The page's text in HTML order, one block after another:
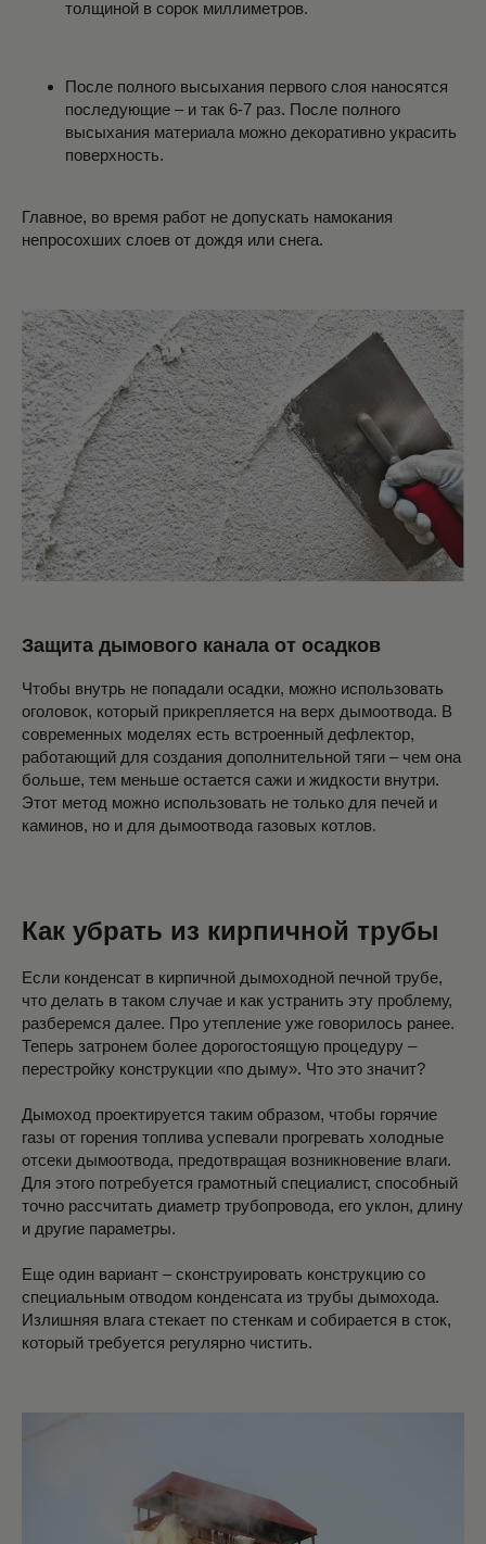
толщиной в сорок миллиметров.
После полного высыхания первого слоя наносятся
последующие – и так 6-7 раз. После полного
высыхания материала можно декоративно украсить
поверхность.
Главное, во время работ не допускать намокания
непросохших слоев от дождя или снега.
Защита дымового канала от осадков
Чтобы внутрь не попадали осадки, можно использовать
оголовок, который прикрепляется на верх дымоотвода. В
современных моделях есть встроенный дефлектор,
работающий для создания дополнительной тяги – чем она
больше, тем меньше остается сажи и жидкости внутри.
Этот метод можно использовать не только для печей и
каминов, но и для дымоотвода газовых котлов.
Как убрать из кирпичной трубы
Если конденсат в кирпичной дымоходной печной трубе,
что делать в таком случае и как устранить эту проблему,
разберемся далее. Про утепление уже говорилось ранее.
Теперь затронем более дорогостоящую процедуру –
перестройку конструкции «по дыму». Что это значит?
Дымоход проектируется таким образом, чтобы горячие
газы от горения топлива успевали прогревать холодные
отсеки дымоотвода, предотвращая возникновение влаги.
Для этого потребуется грамотный специалист, способный
точно рассчитать диаметр трубопровода, его уклон, длину
и другие параметры.
Еще один вариант – сконструировать конструкцию со
специальным отводом конденсата из трубы дымохода.
Излишняя влага стекает по стенкам и собирается в сток,
который требуется регулярно чистить.